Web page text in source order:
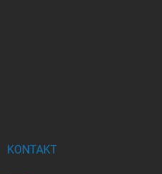
KONTAKT